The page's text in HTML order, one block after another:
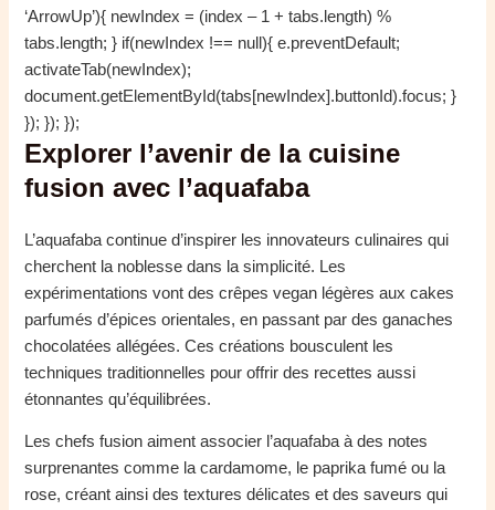
‘ArrowUp’){ newIndex = (index – 1 + tabs.length) %
tabs.length; } if(newIndex !== null){ e.preventDefault;
activateTab(newIndex);
document.getElementById(tabs[newIndex].buttonId).focus; }
}); }); });
Explorer l’avenir de la cuisine
fusion avec l’aquafaba
L’aquafaba continue d’inspirer les innovateurs culinaires qui
cherchent la noblesse dans la simplicité. Les
expérimentations vont des crêpes vegan légères aux cakes
parfumés d’épices orientales, en passant par des ganaches
chocolatées allégées. Ces créations bousculent les
techniques traditionnelles pour offrir des recettes aussi
étonnantes qu’équilibrées.
Les chefs fusion aiment associer l’aquafaba à des notes
surprenantes comme la cardamome, le paprika fumé ou la
rose, créant ainsi des textures délicates et des saveurs qui